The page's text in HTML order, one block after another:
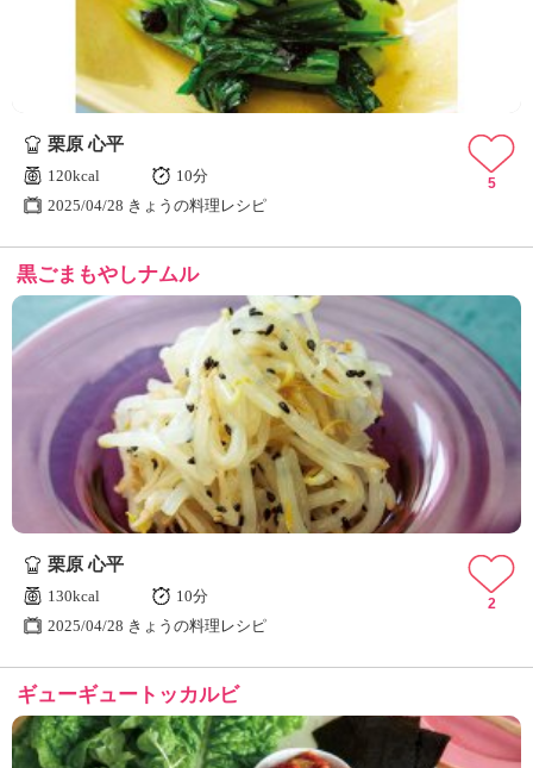
栗原 心平
120kcal
10分
2025/04/28 きょうの料理レシピ
5
黒ごまもやしナムル
栗原 心平
130kcal
10分
2025/04/28 きょうの料理レシピ
2
ギューギュートッカルビ